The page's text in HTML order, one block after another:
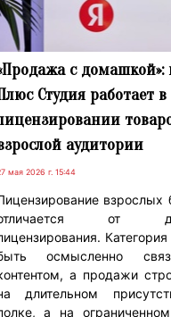
с домашкой»:
Студия работает в
аудитории
мая 2026 г. 15:44
взрослых
от
осмысленно
а продажи
длительном
а на